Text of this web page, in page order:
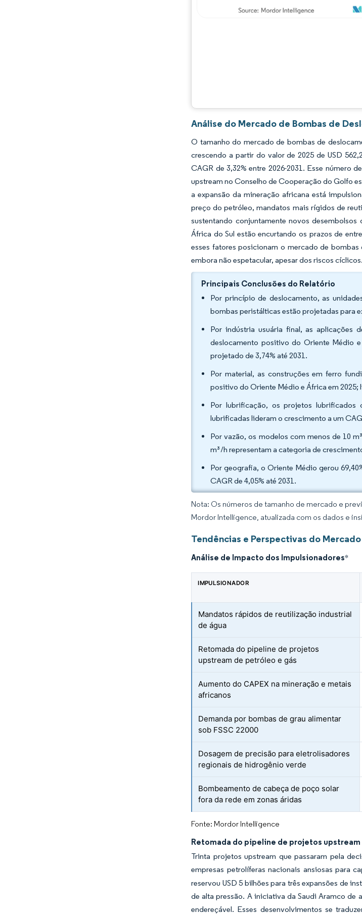
Análise do Mercado de Bombas de
O tamanho do mercado de bombas de
crescendo a partir do valor de 2025 de USD
CAGR de 3,32% entre 2026-2031. Esse número
upstream no Conselho de Cooperação do Golfo
a expansão da mineração africana está
preço do petróleo, mandatos mais rígidos de
sustentando conjuntamente novos
África do Sul estão encurtando os prazos de
esses fatores posicionam o mercado de
embora não espetacular, apesar dos riscos cíclicos.
Principais Conclusões do Relatório
Por princípio de deslocamento, as
bombas peristálticas estão projetadas para
Por indústria usuária final, as aplicações
deslocamento positivo do Oriente Médio
projetado de 3,74% até 2031.
Por material, as construções em ferro
positivo do Oriente Médio e África em 2025;
Por lubrificação, os projetos lubrificados
lubrificadas lideram o crescimento a um
Por vazão, os modelos com menos de 10
m³/h representam a categoria de
Por geografia, o Oriente Médio gerou
CAGR de 4,05% até 2031.
Nota: Os números de tamanho de mercado e
Mordor Intelligence, atualizada com os dados e
Tendências e Perspectivas do
Análise de Impacto dos Impulsionadores*
IMPULSIONADOR
Mandatos rápidos de reutilização industrial
de água
Retomada do pipeline de projetos
upstream de petróleo e gás
Aumento do CAPEX na mineração e metais
africanos
Demanda por bombas de grau alimentar
sob FSSC 22000
Dosagem de precisão para eletrolisadores
regionais de hidrogênio verde
Bombeamento de cabeça de poço solar
fora da rede em zonas áridas
Fonte: Mordor Intelligence
Retomada do pipeline de projetos
Trinta projetos upstream que passaram pela
empresas petrolíferas nacionais ansiosas para
reservou USD 5 bilhões para três expansões de
de alta pressão. A iniciativa da Saudi Aramco de
endereçável. Esses desenvolvimentos se